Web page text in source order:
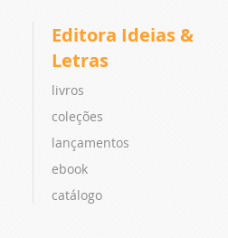
Editora Ideias &
Letras
livros
coleções
lançamentos
ebook
catálogo